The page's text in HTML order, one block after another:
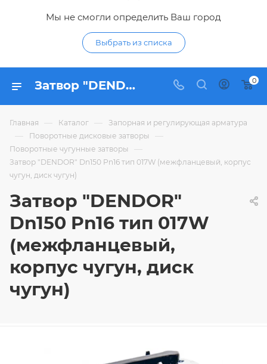
Мы не смогли определить Ваш город
Выбрать из списка
Затвор "DENDOR" Dn150 Pn16 тип 017W (межфланцевый, корпус чугун, диск чугун) - купить по цене 13 982,76 ₽ в интернет-магазине Гидропромтехника с доставкой в Курске 0
Главная — Каталог — Запорная и регулирующая арматура
— Поворотные дисковые затворы —
Поворотные чугунные затворы —
Затвор "DENDOR" Dn150 Pn16 тип 017W (межфланцевый, корпус
чугун, диск чугун)
Затвор "DENDOR"
Dn150 Pn16 тип 017W
(межфланцевый,
корпус чугун, диск
чугун)